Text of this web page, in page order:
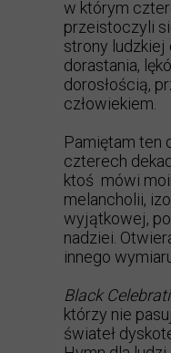
w którym
przeistoczyli
strony ludzkiej
dorastania,
dorosłością,
człowiekiem.
Pamiętam ten
czterech
ktoś mówi
melancholii,
wyjątkowej,
nadziei.
innego
Black
którzy nie
świateł